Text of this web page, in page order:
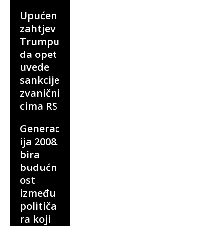
Upućen
zahtjev
Trumpu
da opet
uvede
sankcije
zvanični
cima RS
Generac
ija 2008.
bira
budućn
ost
između
političa
ra koji